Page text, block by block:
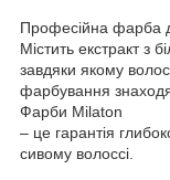
Професійна фарба
Містить екстракт з
завдяки якому
фарбування
Фарби Milaton
– це гарантія
сивому волоссі.